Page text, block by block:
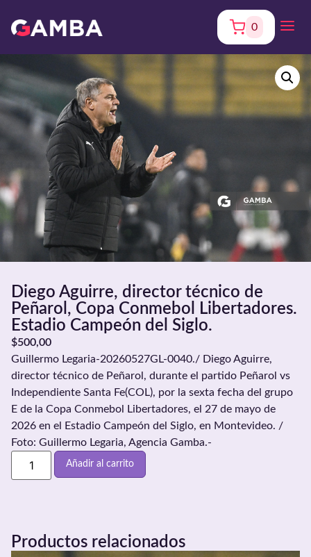
0
Diego Aguirre, director técnico de
Peñarol, Copa Conmebol Libertadores.
Estadio Campeón del Siglo.
$500,00
Guillermo Legaria-20260527GL-0040./ Diego Aguirre,
director técnico de Peñarol, durante el partido Peñarol vs
Independiente Santa Fe(COL), por la sexta fecha del grupo
E de la Copa Conmebol Libertadores, el 27 de mayo de
2026 en el Estadio Campeón del Siglo, en Montevideo. /
Foto: Guillermo Legaria, Agencia Gamba.-
Añadir al carrito
Productos relacionados